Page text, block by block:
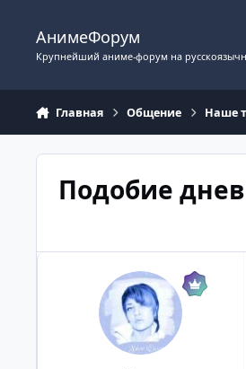
АнимеФорум
Крупнейший аниме-форум на
Главная Общение Наше
Подобие